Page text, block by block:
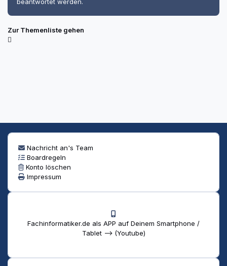
Zur Themenliste gehen
Nachricht an's Team
Boardregeln
Konto löschen
Impressum
Fachinformatiker.de als APP auf Deinem Smartphone /
Tablet --> (Youtube)